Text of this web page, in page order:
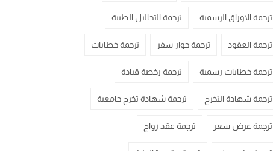
ترجمة الاوراق الرسمية ترجمة التحاليل الطبية
ترجمة العقود ترجمة جواز سفر ترجمة خطابات
ترجمة خطابات رسمية ترجمة رخصة قيادة
ترجمة شهادة التخرج ترجمة شهادة تخرج جامعية
ترجمة عرض سعر ترجمة عقد زواج